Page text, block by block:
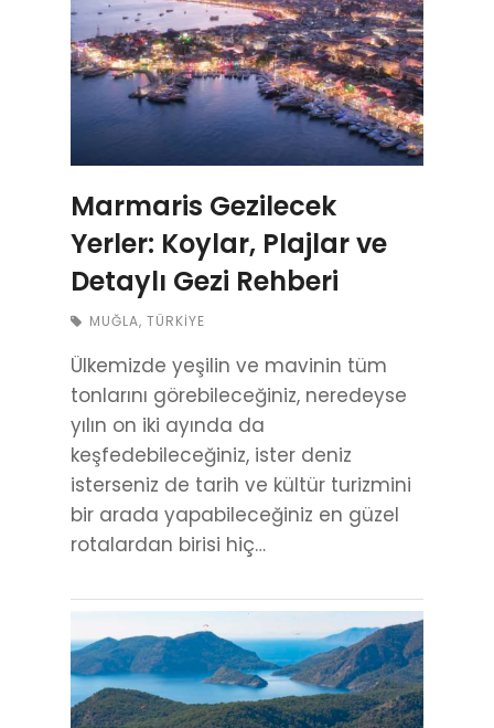
Marmaris Gezilecek
Yerler: Koylar, Plajlar ve
Detaylı Gezi Rehberi
MUĞLA, TÜRKIYE
Ülkemizde yeşilin ve mavinin tüm
tonlarını görebileceğiniz, neredeyse
yılın on iki ayında da
keşfedebileceğiniz, ister deniz
isterseniz de tarih ve kültür turizmini
bir arada yapabileceğiniz en güzel
rotalardan birisi hiç…